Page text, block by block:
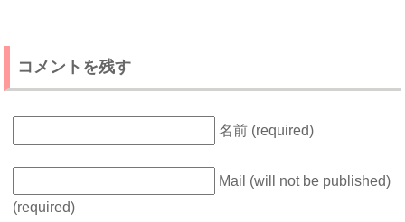
コメントを残す
名前 (required)
Mail (will not be published)
(required)